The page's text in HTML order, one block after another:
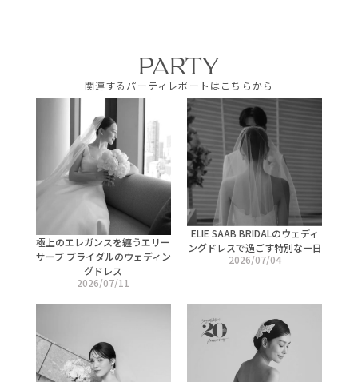
PARTY
関連するパーティレポートはこちらから
極上のエレガンスを纏うエリー
サーブ ブライダルのウェディン
グドレス
2026/07/11
ELIE SAAB BRIDALのウェディ
ングドレスで過ごす特別な一日
2026/07/04